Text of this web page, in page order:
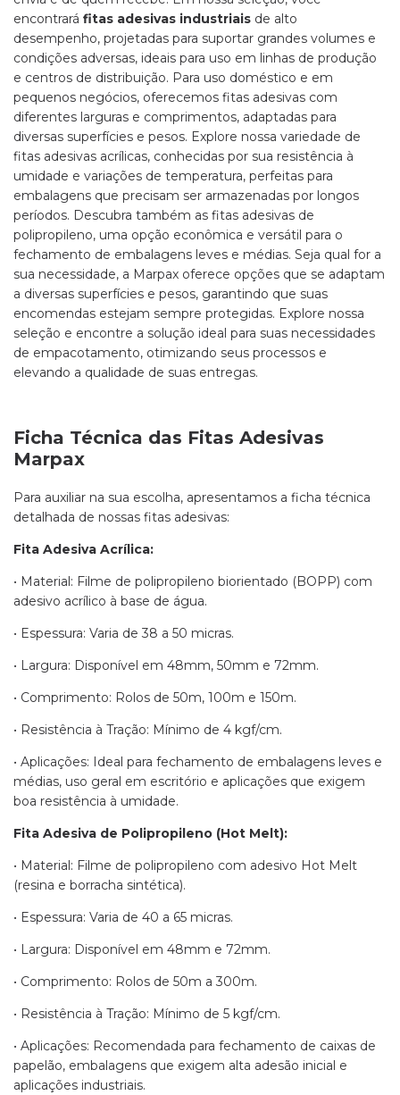
encontrará fitas adesivas industriais de alto
desempenho, projetadas para suportar grandes volumes e
condições adversas, ideais para uso em linhas de produção
e centros de distribuição. Para uso doméstico e em
pequenos negócios, oferecemos fitas adesivas com
diferentes larguras e comprimentos, adaptadas para
diversas superfícies e pesos. Explore nossa variedade de
fitas adesivas acrílicas, conhecidas por sua resistência à
umidade e variações de temperatura, perfeitas para
embalagens que precisam ser armazenadas por longos
períodos. Descubra também as fitas adesivas de
polipropileno, uma opção econômica e versátil para o
fechamento de embalagens leves e médias. Seja qual for a
sua necessidade, a Marpax oferece opções que se adaptam
a diversas superfícies e pesos, garantindo que suas
encomendas estejam sempre protegidas. Explore nossa
seleção e encontre a solução ideal para suas necessidades
de empacotamento, otimizando seus processos e
elevando a qualidade de suas entregas.
Ficha Técnica das Fitas Adesivas
Marpax
Para auxiliar na sua escolha, apresentamos a ficha técnica
detalhada de nossas fitas adesivas:
Fita Adesiva Acrílica:
• Material: Filme de polipropileno biorientado (BOPP) com
adesivo acrílico à base de água.
• Espessura: Varia de 38 a 50 micras.
• Largura: Disponível em 48mm, 50mm e 72mm.
• Comprimento: Rolos de 50m, 100m e 150m.
• Resistência à Tração: Mínimo de 4 kgf/cm.
• Aplicações: Ideal para fechamento de embalagens leves e
médias, uso geral em escritório e aplicações que exigem
boa resistência à umidade.
Fita Adesiva de Polipropileno (Hot Melt):
• Material: Filme de polipropileno com adesivo Hot Melt
(resina e borracha sintética).
• Espessura: Varia de 40 a 65 micras.
• Largura: Disponível em 48mm e 72mm.
• Comprimento: Rolos de 50m a 300m.
• Resistência à Tração: Mínimo de 5 kgf/cm.
• Aplicações: Recomendada para fechamento de caixas de
papelão, embalagens que exigem alta adesão inicial e
aplicações industriais.